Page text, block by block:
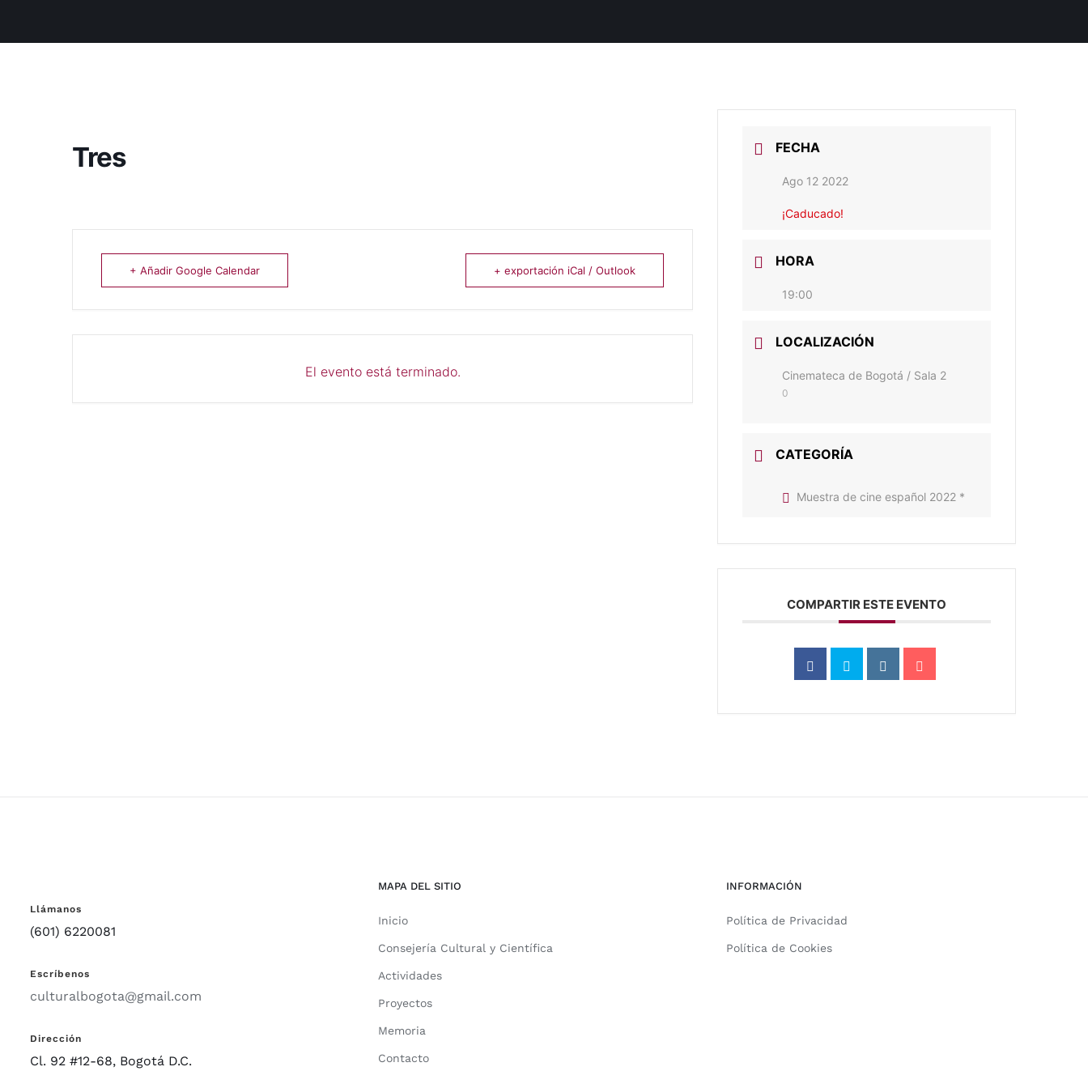
Tres
+ Añadir Google Calendar + exportación iCal / Outlook
El evento está terminado.
FECHA
Ago 12 2022
¡Caducado!
HORA
19:00
LOCALIZACIÓN
Cinemateca de Bogotá / Sala 2
0
CATEGORÍA
Muestra de cine español 2022 *
COMPARTIR ESTE EVENTO
Llámanos
(601) 6220081
Escríbenos
culturalbogota@gmail.com
Dirección
Cl. 92 #12-68, Bogotá D.C.
MAPA DEL SITIO
Inicio
Consejería Cultural y Científica
Actividades
Proyectos
Memoria
Contacto
INFORMACIÓN
Política de Privacidad
Política de Cookies